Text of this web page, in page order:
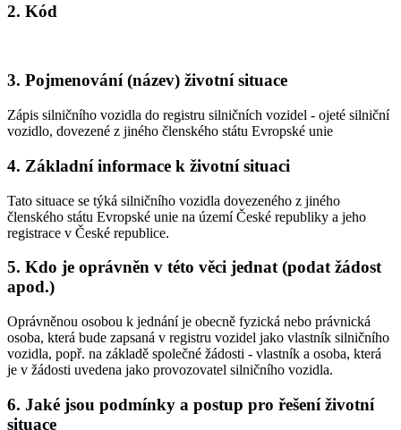
2. Kód
3. Pojmenování (název) životní situace
Zápis silničního vozidla do registru silničních vozidel - ojeté silniční
vozidlo, dovezené z jiného členského státu Evropské unie
4. Základní informace k životní situaci
Tato situace se týká silničního vozidla dovezeného z jiného
členského státu Evropské unie na území České republiky a jeho
registrace v České republice.
5. Kdo je oprávněn v této věci jednat (podat žádost
apod.)
Oprávněnou osobou k jednání je obecně fyzická nebo právnická
osoba, která bude zapsaná v registru vozidel jako vlastník silničního
vozidla, popř. na základě společné žádosti - vlastník a osoba, která
je v žádosti uvedena jako provozovatel silničního vozidla.
6. Jaké jsou podmínky a postup pro řešení životní
situace